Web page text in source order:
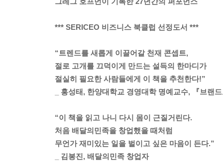
*** SERICEO 비즈니스 북클럽 선정도서 ***
“트렌드를 새롭게 이끌어갈 천재 콘셉트,
절로 고개를 끄덕이게 만드는 설득의 한마디가
절실히 필요한 사람들에게 이 책을 추천한다!”
_ 홍성태, 한양대학교 경영대학 명예교수, 『브랜
“이 책을 읽고 나니 다시 몸이 근질거린다.
처음 배달의민족을 창업했을 때처럼
무언가 재미있는 일을 벌이고 싶은 마음이 든다.”
_ 김봉진, 배달의민족 창업자